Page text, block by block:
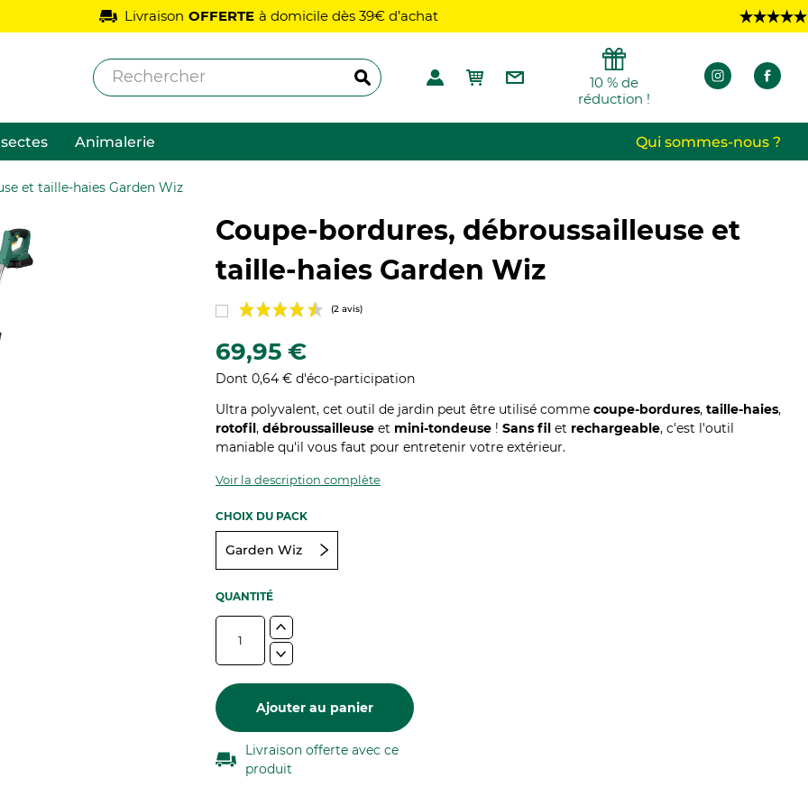
OFFERTE à domicile dès 39€ d’achat Découvrez
10 % de
réduction !
Animalerie Qui sommes-nous ?
et taille-haies Garden Wiz
Coupe-bordures, débroussailleuse et
taille-haies Garden Wiz
69,95 €
Dont 0,64 € d'éco-participation
Ultra polyvalent, cet outil de jardin peut être utilisé comme coupe-bordures, taille-haies,
rotofil, débroussailleuse et mini-tondeuse ! Sans fil et rechargeable, c'est l'outil
maniable qu'il vous faut pour entretenir votre extérieur.
Voir la description complète
CHOIX DU PACK
Garden Wiz
QUANTITÉ
Ajouter au panier
Livraison offerte avec ce
produit